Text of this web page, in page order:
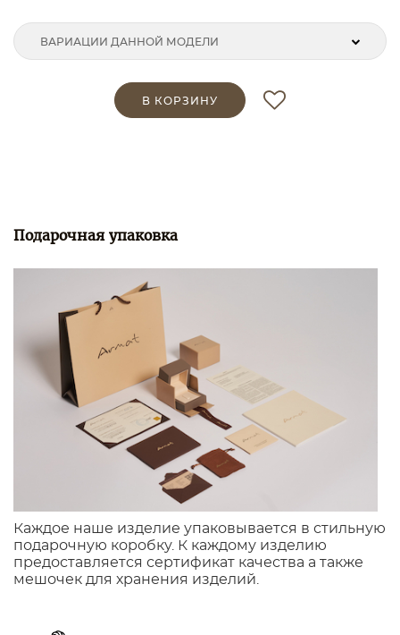
ВАРИАЦИИ ДАННОЙ МОДЕЛИ
В КОРЗИНУ
Подарочная упаковка
Каждое наше изделие упаковывается в стильную
подарочную коробку. К каждому изделию
предоставляется сертификат качества а также
мешочек для хранения изделий.